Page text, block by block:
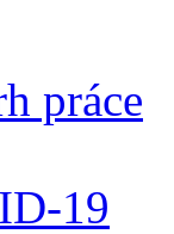
práce
19